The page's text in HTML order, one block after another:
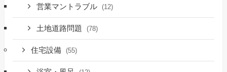
営業マントラブル (12)
土地道路問題 (78)
住宅設備 (55)